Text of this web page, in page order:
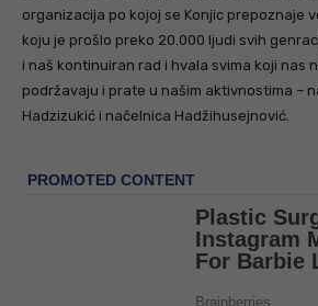
organizacija po kojoj se Konjic prepoznaje
koju je prošlo preko 20.000 ljudi svih
i naš kontinuiran rad i hvala svima koji nas
podržavaju i prate u našim aktivnostima –
Hadzizukić i načelnica Hadžihusejnović.